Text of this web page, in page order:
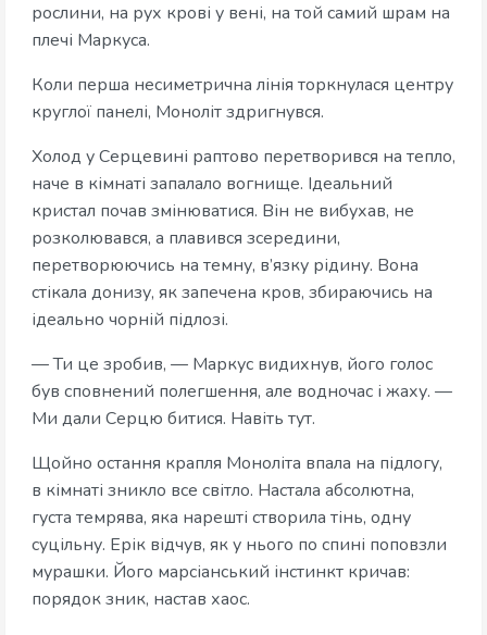
рослини, на рух крові у вені, на той самий шрам на
плечі Маркуса.
Коли перша несиметрична лінія торкнулася центру
круглої панелі, Моноліт здригнувся.
Холод у Серцевині раптово перетворився на тепло,
наче в кімнаті запалало вогнище. Ідеальний
кристал почав змінюватися. Він не вибухав, не
розколювався, а плавився зсередини,
перетворюючись на темну, в’язку рідину. Вона
стікала донизу, як запечена кров, збираючись на
ідеально чорній підлозі.
— Ти це зробив, — Маркус видихнув, його голос
був сповнений полегшення, але водночас і жаху. —
Ми дали Серцю битися. Навіть тут.
Щойно остання крапля Моноліта впала на підлогу,
в кімнаті зникло все світло. Настала абсолютна,
густа темрява, яка нарешті створила тінь, одну
суцільну. Ерік відчув, як у нього по спині поповзли
мурашки. Його марсіанський інстинкт кричав:
порядок зник, настав хаос.